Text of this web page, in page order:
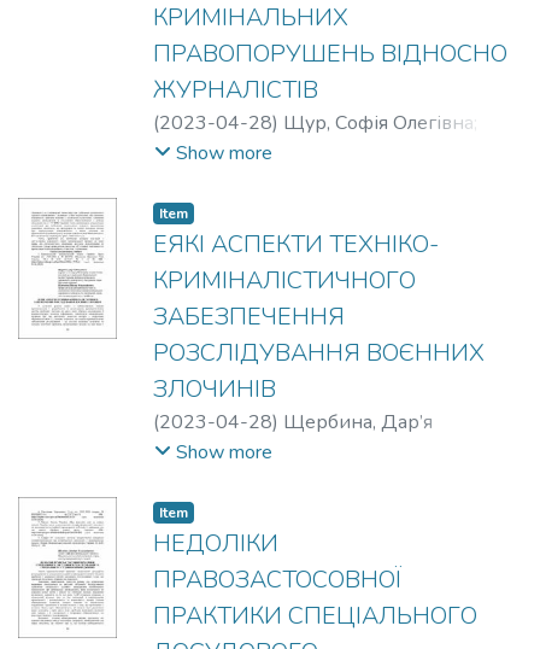
КРИМІНАЛЬНИХ
ПРАВОПОРУШЕНЬ ВІДНОСНО
ЖУРНАЛІСТІВ
(2023-04-28) Щур, Софія Олегівна;
Калиновський, Олександр Валерійович
Show more
Item
ЕЯКІ АСПЕКТИ ТЕХНІКО-
КРИМІНАЛІСТИЧНОГО
ЗАБЕЗПЕЧЕННЯ
РОЗСЛІДУВАННЯ ВОЄННИХ
ЗЛОЧИНІВ
(2023-04-28) Щербина, Дар’я
Віталіївна;Плетенець, Віктор
Show more
Item
НЕДОЛІКИ
ПРАВОЗАСТОСОВНОЇ
ПРАКТИКИ СПЕЦІАЛЬНОГО